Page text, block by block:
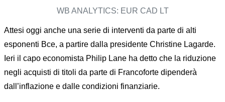
WB ANALYTICS: EUR CAD LT
Attesi oggi anche una serie di interventi da parte di alti
esponenti Bce, a partire dalla presidente Christine Lagarde.
Ieri il capo economista Philip Lane ha detto che la riduzione
negli acquisti di titoli da parte di Francoforte dipenderà
dall’inflazione e dalle condizioni finanziarie.